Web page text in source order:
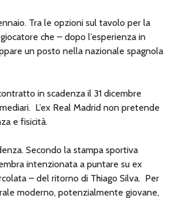
Tra le opzioni sul tavolo per la
che – dopo l’esperienza in
un posto nella nazionale spagnola
in scadenza il 31 dicembre
L’ex Real Madrid non pretende
e fisicità.
Secondo la stampa sportiva
intenzionata a puntare su ex
– del ritorno di Thiago Silva. Per
moderno, potenzialmente giovane,